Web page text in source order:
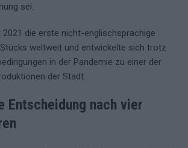
sei.
2021 die erste nicht-englischsprachige
weltweit und entwickelte sich trotz
in der Pandemie zu einer der
der Stadt.
Entscheidung nach vier